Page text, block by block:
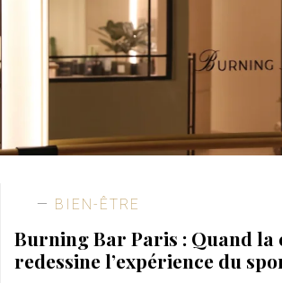
BIEN-ÊTRE
Burning Bar Paris : Quand la
redessine l’expérience du